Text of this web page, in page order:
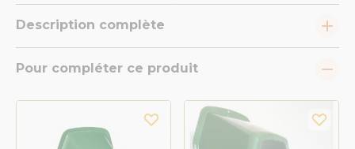
Description complète
Pour compléter ce produit